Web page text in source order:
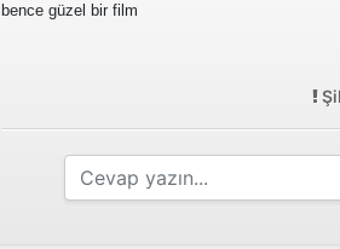
bence güzel bir film